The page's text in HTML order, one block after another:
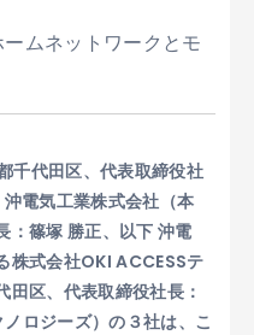
ムネットワークとモ
千代田区、代表取締役社
電気工業株式会社（本
：篠塚 勝正、以下 沖電
株式会社OKI ACCESSテ
田区、代表取締役社長：
ロジーズ）の３社は、こ